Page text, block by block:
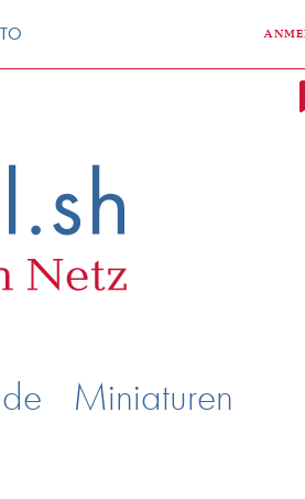
Miniaturen